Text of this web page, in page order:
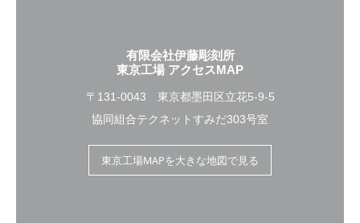
有限会社伊藤彫刻所
東京工場 アクセスMAP
〒131-0043 東京都墨田区立花5-9-5
協同組合テクネットすみだ303号室
東京工場MAPを大きな地図で見る